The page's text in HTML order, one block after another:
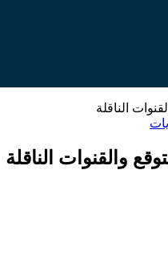
الناقلة
والقنوات الناقلة